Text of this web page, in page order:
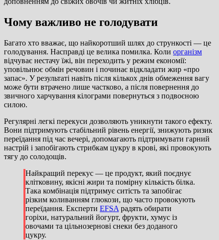
Чому важливо не голодувати
Багато хто вважає, що найкоротший шлях до стрункості — це
голодування. Насправді це велика помилка. Коли організм
відчуває нестачу їжі, він переходить у режим економії:
уповільнює обмін речовин і починає відкладати жир «про
запас». У результаті навіть після кількох днів обмеження вагу
може бути втрачено лише частково, а після повернення до
звичного харчування кілограми повернуться з подвоєною
силою.
Регулярні легкі перекуси дозволяють уникнути такого ефекту.
Вони підтримують стабільний рівень енергії, знижують ризик
переїдання під час вечері, допомагають підтримувати гарний
настрій і запобігають стрибкам цукру в крові, які провокують
тягу до солодощів.
Найкращий перекус — це продукт, який поєднує
клітковину, якісні жири та помірну кількість білка.
Така комбінація підтримує ситість та запобігає
різким коливанням глюкози, що часто провокують
переїдання. Експерти EFSA радять обирати
горіхи, натуральний йогурт, фрукти, хумус із
овочами та цільнозернові снеки без доданого
цукру.